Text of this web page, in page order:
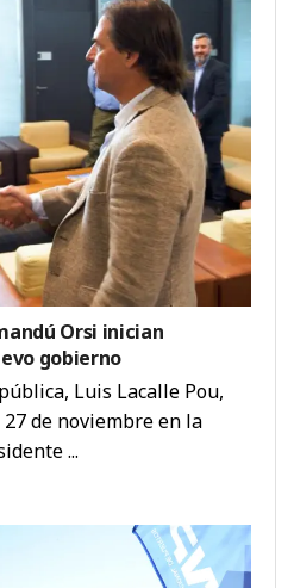
Orsi inician
gobierno
Luis Lacalle Pou,
de noviembre en la
...